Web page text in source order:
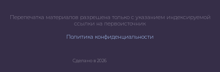
Перепечатка материалов разрешена только с указанием индексируемой
ссылки на первоисточник
Политика конфиденциальности
Сделано в 2026